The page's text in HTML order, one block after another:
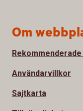
Om
Användarvillkor
Sajtkarta